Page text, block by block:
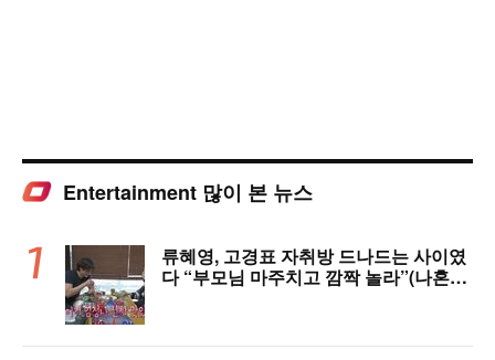
Entertainment 많이 본 뉴스
류혜영, 고경표 자취방 드나드는 사이였
다 “부모님 마주치고 깜짝 놀라”(나혼자